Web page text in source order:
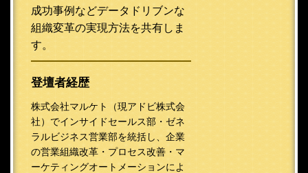
成功事例などデータドリブンな
組織変革の実現方法を共有しま
す。
登壇者経歴
株式会社マルケト（現アドビ株式会
社）でインサイドセールス部・ゼネ
ラルビジネス営業部を統括し、企業
の営業組織改革・プロセス改善・マ
ーケティングオートメーションによ